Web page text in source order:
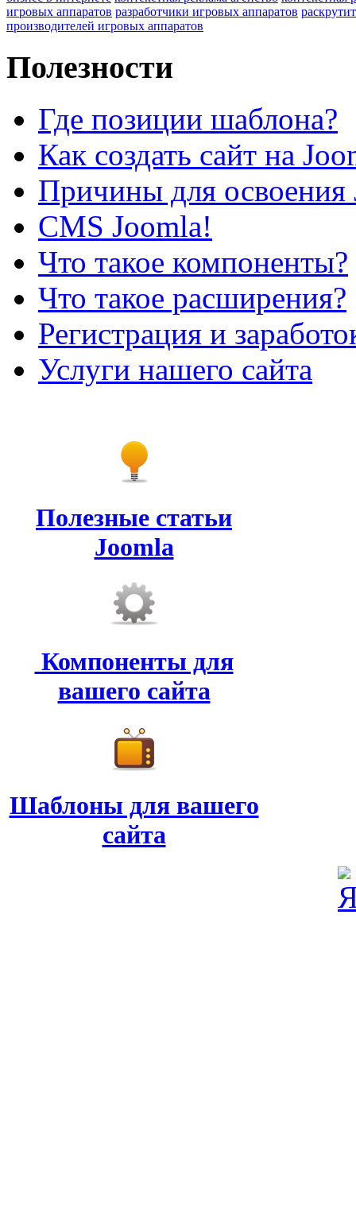
игровых аппаратов разработчики игровых аппаратов
производителей игровых аппаратов
Полезности
Где позиции шаблона?
Как создать сайт на
Причины для освоения
CMS Joomla!
Что такое компоненты?
Что такое расширения?
Регистрация и
Услуги нашего сайта
Полезные статьи
Joomla
Компоненты для
вашего сайта
Шаблоны для вашего
сайта